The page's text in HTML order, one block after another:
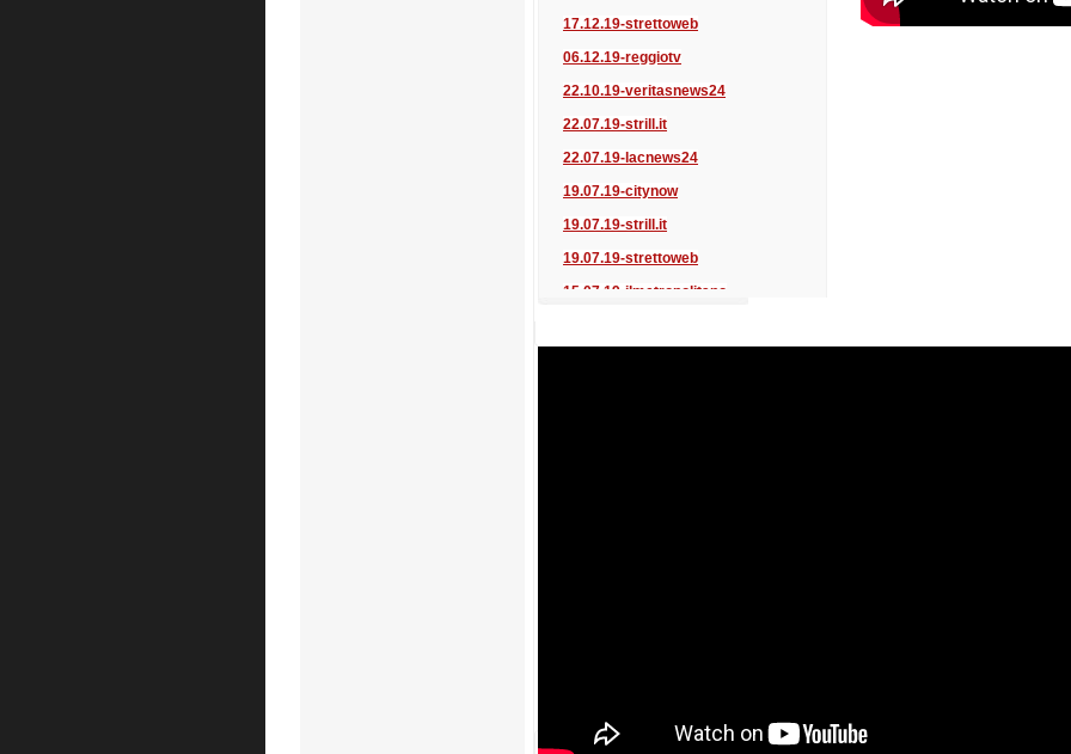
17.12.19-strettoweb
06.12.19-reggiotv
22.10.19-veritasnews24
22.07.19-strill.it
22.07.19-lacnews24
19.07.19-citynow
19.07.19-strill.it
19.07.19-strettoweb
15.07.19-ilmetropolitano
08.07.19-veritasnews24